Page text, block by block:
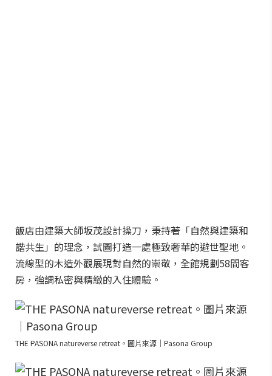
飯店由建築大師坂茂設計操刀，秉持著「自然與建築和
諧共生」的理念，試圖打造一處極致奢華的避世聖地。
流線型的木造外觀展現對自然的崇敬，全館規劃58間客
房，強調私密與精緻的入住體驗。
THE PASONA natureverse retreat。圖片來源｜Pasona Group